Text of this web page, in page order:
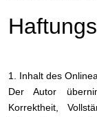
1. Inhalt des
Der Autor
Korrektheit,